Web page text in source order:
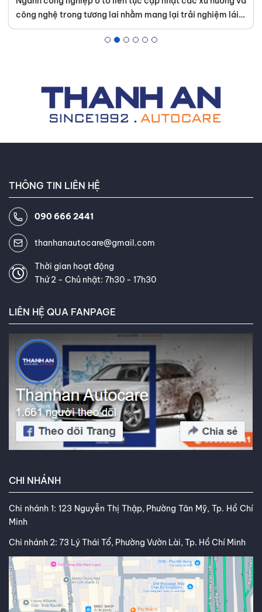
công nghệ trong tương lai nhằm mang lại trải nghiệm lái
xe an toàn tuyệt đối. Khách hàng dễ dàng tìm thấy những
dòng sản phẩm tích hợp kỹ thuật cao tại hệ thống của
ngân sách bảo dưỡng dài hạn.
THÔNG TIN LIÊN HỆ
090 666 2441
thanhanautocare@gmail.com
Thời gian hoạt động
Thứ 2 - Chủ nhật: 7h30 - 17h30
LIÊN HỆ QUA FANPAGE
CHI NHÁNH
Chi nhánh 1: 123 Nguyễn Thị Thập, Phường Tân Mỹ, Tp. Hồ Chí
Minh
Chi nhánh 2: 73 Lý Thái Tổ, Phường Vườn Lài, Tp. Hồ Chí Minh